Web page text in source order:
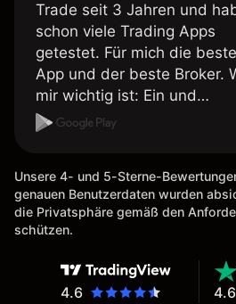
Trade seit 3 Jahren und
schon viele Trading Apps
getestet. Für mich die beste
App und der beste Broker.
mir wichtig ist: Ein und
Auszahlungen per
möglich. Berichte, Auszüge
Eine Diagrammfunktion wie
bei Naga ist wäre
Unsere 4- und 5-Sterne-
genauen Benutzerdaten wurden
die Privatsphäre gemäß den
schützen.
4.6 4.6